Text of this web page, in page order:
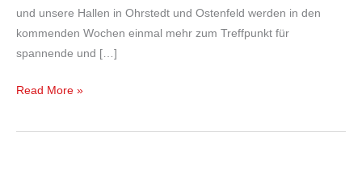
und unsere Hallen in Ohrstedt und Ostenfeld werden in den
kommenden Wochen einmal mehr zum Treffpunkt für
spannende und […]
Read More »